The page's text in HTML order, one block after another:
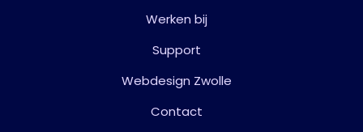
Werken bij
Support
Webdesign Zwolle
Contact